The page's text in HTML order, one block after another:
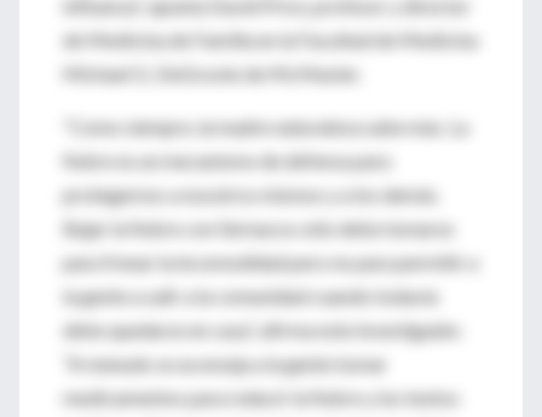
influenza”, apunta David Price, profesor y director
de Medicina de Familia en la Facultad de Medicina
Michael G. DeGroote de McMaster.
“Como siempre, la madre naturaleza sabe más. La
fiebre es un mecanismo de defensa para
protegernos a nosotros mismos y a los demás.
Bajar la fiebre con fármacos sólo debe tomarse
para frenar la incomodidad pero no para permitir a
la gente a salir a la comunidad cuando todavía
debe quedarse en casa”, afirma este investigador.
“A menudo se aconseja a la gente tomar
medicamentos para reducir la fiebre y los textos